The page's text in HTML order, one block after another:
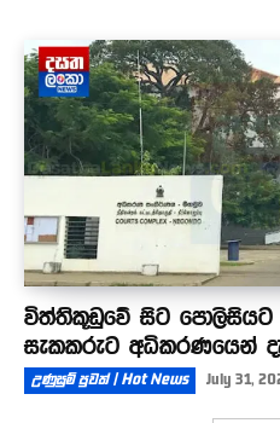
විත්තිකූඩුවේ සිට
සැකකරුට අධිකරණයෙන්
උණුසුම් පුවත් | Hot News July 31,